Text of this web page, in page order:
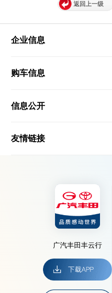
返回上一级
企业信息
购车信息
信息公开
友情链接
广汽丰田丰云行